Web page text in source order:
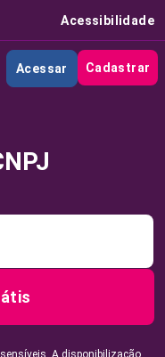
Acessibilidade
Acessar Cadastrar
A disponibilização